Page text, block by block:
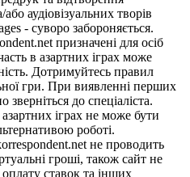
аудіовізуальних творів
- суворо забороняється.
призначені для осіб
в азартних іграх може
Дотримуйтесь правил
гри. При виявленні перших
зверніться до спеціаліста.
іграх не може бути
роботі.
не проводить
гроші, також сайт не
ставок та інших